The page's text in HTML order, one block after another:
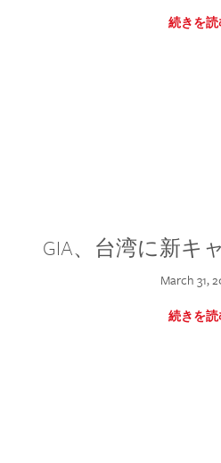
続きを
GIA、台湾に新キ
March 31,
続きを